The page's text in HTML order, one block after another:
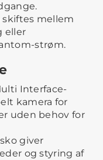
skiftes mellem
eller
strøm.
Interface-
kamera for
uden behov for
giver
og styring af